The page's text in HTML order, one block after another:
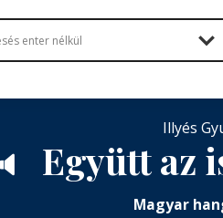
Illyés
🔈 Együtt az
Magyar